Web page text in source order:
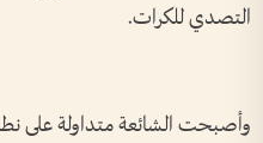
التصدي للكرات.
وأصبحت الشائعة متداولة على